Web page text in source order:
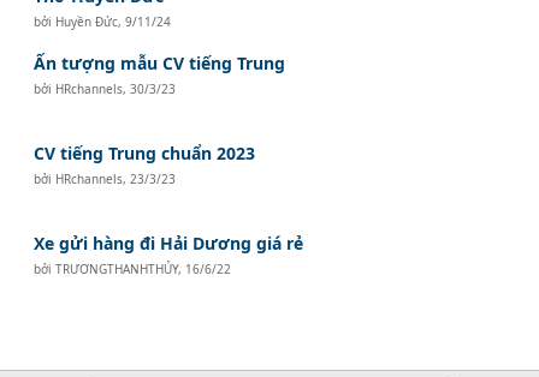
bởi Huyền Đức,9/11/24
Ấn tượng mẫu CV tiếng Trung
bởi HRchannels,30/3/23
CV tiếng Trung chuẩn 2023
bởi HRchannels,23/3/23
Xe gửi hàng đi Hải Dương giá rẻ
bởiTRƯƠNGTHANHTHỦY, 16/6/22